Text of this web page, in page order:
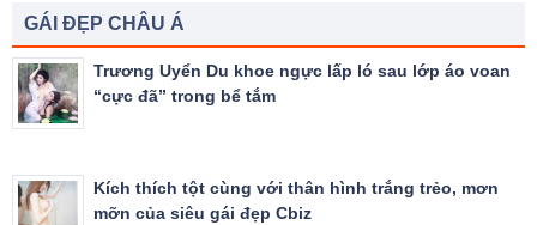
GÁI ĐẸP CHÂU Á
Trương Uyển Du khoe ngực lấp ló sau lớp áo voan
“cực đã” trong bể tắm
Kích thích tột cùng với thân hình trắng trẻo, mơn
mỡn của siêu gái đẹp Cbiz